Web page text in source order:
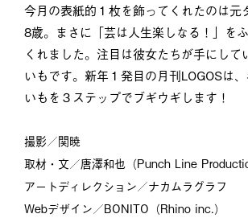
今月の表紙的１枚を飾ってくれたのは元
8歳。まさに「芸は人生楽しなる！」を
くれました。注目は彼女たちが手にして
いもです。新年１発目の月刊LOGOSは
いもを３ステップでブギウギします！
撮影／関暁
取材・文／唐澤和也（Punch Line
アートディレクション／ナカムラグラフ
Webデザイン／BONITO（Rhino inc.）